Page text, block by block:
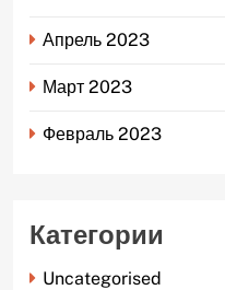
Апрель 2023
Март 2023
Февраль 2023
Категории
Uncategorised